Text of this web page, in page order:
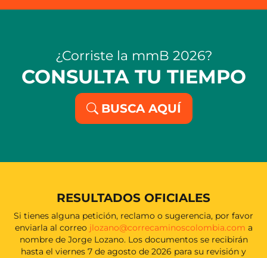
¿Corriste la mmB 2026?
CONSULTA TU TIEMPO
BUSCA AQUÍ
RESULTADOS OFICIALES
Si tienes alguna petición, reclamo o sugerencia, por favor
enviarla al correo jlozano@correcaminoscolombia.com a
nombre de Jorge Lozano. Los documentos se recibirán
hasta el viernes 7 de agosto de 2026 para su revisión y